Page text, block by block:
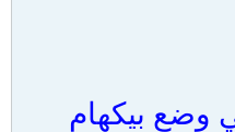
وضع بيكهام